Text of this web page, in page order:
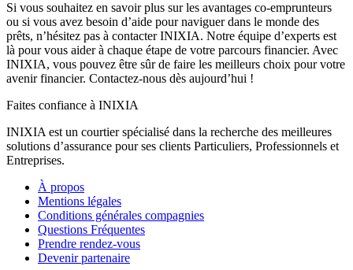
Si vous souhaitez en savoir plus sur les avantages co-emprunteurs
ou si vous avez besoin d’aide pour naviguer dans le monde des
prêts, n’hésitez pas à contacter INIXIA. Notre équipe d’experts est
là pour vous aider à chaque étape de votre parcours financier. Avec
INIXIA, vous pouvez être sûr de faire les meilleurs choix pour votre
avenir financier. Contactez-nous dès aujourd’hui !
Faites confiance à INIXIA
INIXIA est un courtier spécialisé dans la recherche des meilleures
solutions d’assurance pour ses clients Particuliers, Professionnels et
Entreprises.
À propos
Mentions légales
Conditions générales compagnies
Questions Fréquentes
Prendre rendez-vous
Devenir partenaire